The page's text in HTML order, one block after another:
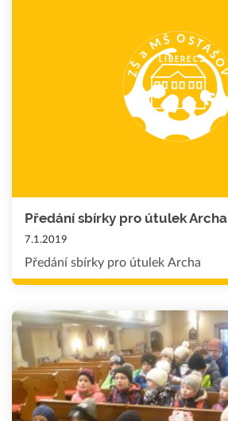
Předání sbírky pro útulek Archa
7.1.2019
Předání sbírky pro útulek Archa